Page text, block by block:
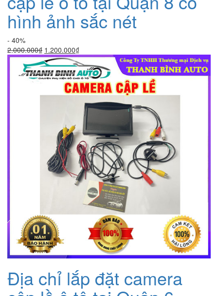
hình ảnh sắc nét
- 40%
2.000.000₫ Giá
gốc
là:
2.000.000₫.
1.200.000₫Giá
hiện
tại
là:
1.200.000₫.
Địa chỉ lắp đặt camera